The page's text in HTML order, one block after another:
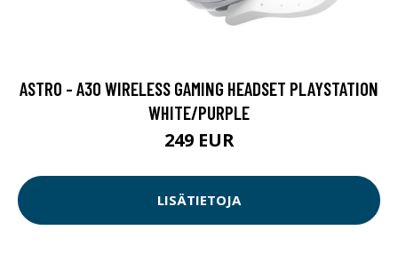
ASTRO - A30 WIRELESS GAMING HEADSET PLAYSTATION
WHITE/PURPLE
249 EUR
LISÄTIETOJA